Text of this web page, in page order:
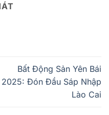
Bất Động Sản Yên Bái
2025: Đón Đầu Sáp Nhập
Lào Cai